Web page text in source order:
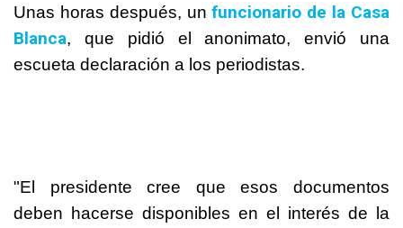
Unas horas después, unfuncionario de la Casa
Blanca, que pidió el anonimato, envió una
escueta declaración a los periodistas.
"El presidente cree que esos documentos
deben hacerse disponibles en el interés de la